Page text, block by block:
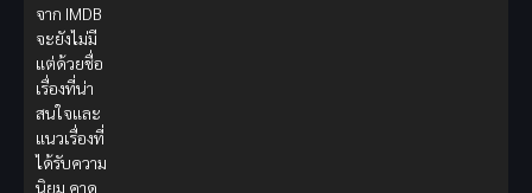
จาก IMDB
จะยังไม่มี
แต่ด้วยชื่อ
เรื่องที่น่า
สนใจและ
แนวเรื่องที่
ได้รับความ
นิยม คาด